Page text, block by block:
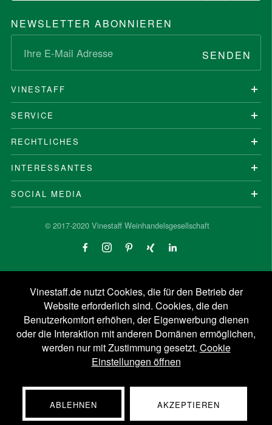
NEWSLETTER ABONNIEREN
SENDEN
VINESTAFF
SERVICE
RECHTLICHES
INTERESSANTES
SOCIAL MEDIA
© 2017-2020 Vinestaff Weinhandelsgesellschaft
Vinestaff.de nutzt Cookies, die für den Betrieb der
Website erforderlich sind. Cookies, die den
Benutzerkomfort erhöhen, der Eigenwerbung dienen
oder die Interaktion mit anderen Domänen ermöglichen,
werden nur mit Zustimmung gesetzt. Cookie
Einstellungen öffnen
ABLEHNEN AKZEPTIEREN